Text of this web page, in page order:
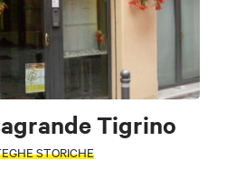
Tigrino
STORICHE